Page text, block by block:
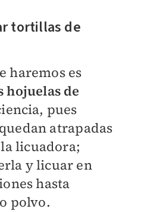
tortillas de
haremos es
hojuelas de
pues
atrapadas
licuadora;
y licuar en
hasta
polvo.